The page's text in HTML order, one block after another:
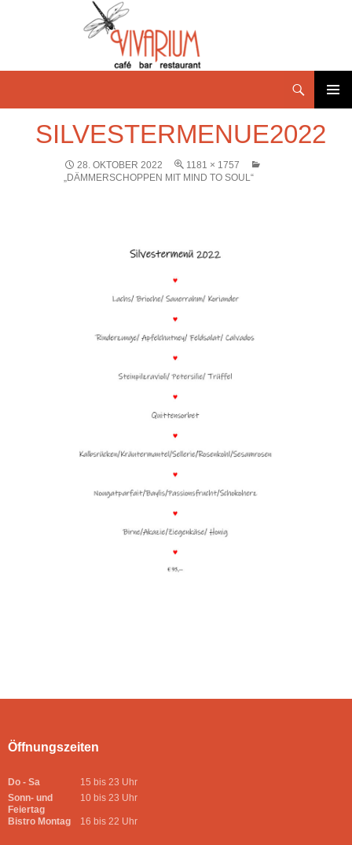
MENÜ
SILVESTERMENUE2022
28. OKTOBER 2022
1181 × 1757
„DÄMMERSCHOPPEN MIT MIND TO SOUL“
Öffnungszeiten
Do - Sa
15 bis 23 Uhr
Sonn- und
Feiertag
10 bis 23 Uhr
Bistro Montag 16 bis 22 Uhr